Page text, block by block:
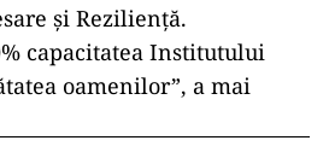
şi Rezilienţă.
capacitatea Institutului
oamenilor”, a mai